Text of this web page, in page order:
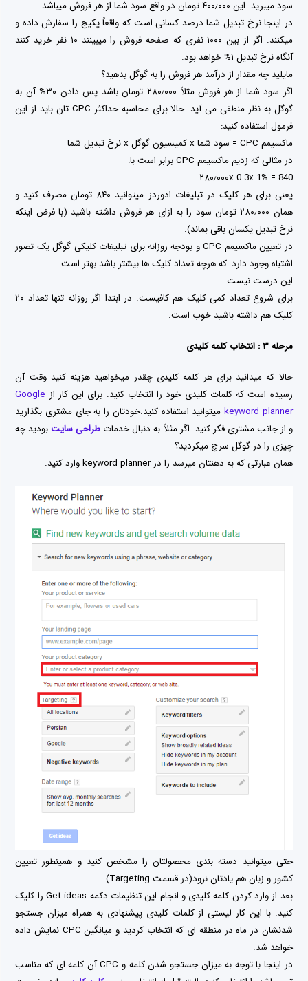
سود میبرید. این ۴۰۰٫۰۰۰ تومان در واقع سود شما از هر فروش میباشد.
در اینجا نرخ تبدیل شما درصد کسانی است که واقعاً پکیج را سفارش داده و
میکنند. اگر از بین ۱۰۰۰ نفری که صفحه فروش را میبینند ۱۰ نفر خرید کنند
آنگاه نرخ تبدیل ۱% خواهد بود.
مایلید چه مقدار از درآمد هر فروش را به گوگل بدهید؟
اگر سود شما از هر فروش مثلاً ۲۸۰٫۰۰۰ تومان باشد پس دادن ۳۰% آن به
گوگل به نظر منطقی می آید. حالا برای محاسبه حداکثر CPC تان باید از این
فرمول استفاده کنید:
ماکسیمم CPC = سود شما x کمیسیون گوگل x نرخ تبدیل شما
در مثالی که زدیم ماکسیمم CPC برابر است با:
۲۸۰٫۰۰۰x 0.3x 1% = 840
یعنی برای هر کلیک در تبلیغات ادوردز میتوانید ۸۴۰ تومان مصرف کنید و
همان ۲۸۰٫۰۰۰ تومان سود را به ازای هر فروش داشته باشید (با فرض اینکه
نرخ تبدیل یکسان باقی بماند).
در تعیین ماکسیمم CPC و بودجه روزانه برای تبلیغات کلیکی گوگل یک تصور
اشتباه وجود دارد: که هرچه تعداد کلیک ها بیشتر باشد بهتر است.
این درست نیست.
برای شروع تعداد کمی کلیک هم کافیست. در ابتدا اگر روزانه تنها تعداد ۲۰
کلیک هم داشته باشید خوب است.
مرحله ۳ : انتخاب کلمه کلیدی
حالا که میدانید برای هر کلمه کلیدی چقدر میخواهید هزینه کنید وقت آن
رسیده است که کلمات کلیدی خود را انتخاب کنید. برای این کار از Google
keyword plannerمیتوانید استفاده کنید.خودتان را به جای مشتری بگذارید
و از جانب مشتری فکر کنید. اگر مثلاً به دنبال خدمات طراحی سایتبودید چه
چیزی را در گوگل سرچ میکردید؟
همان عبارتی که به ذهنتان میرسد را در keyword planner وارد کنید.
حتی میتوانید دسته بندی محصولتان را مشخص کنید و همینطور تعیین
کشور و زبان هم یادتان نرود(در قسمت Targeting).
بعد از وارد کردن کلمه کلیدی و انجام این تنظیمات دکمه Get ideas را کلیک
کنید. با این کار لیستی از کلمات کلیدی پیشنهادی به همراه میزان جستجو
شدنشان در ماه در منطقه ای که انتخاب کردید و میانگین CPC نمایش داده
خواهد شد.
در اینجا با توجه به میزان جستجو شدن کلمه و CPC آن کلمه ای که مناسب